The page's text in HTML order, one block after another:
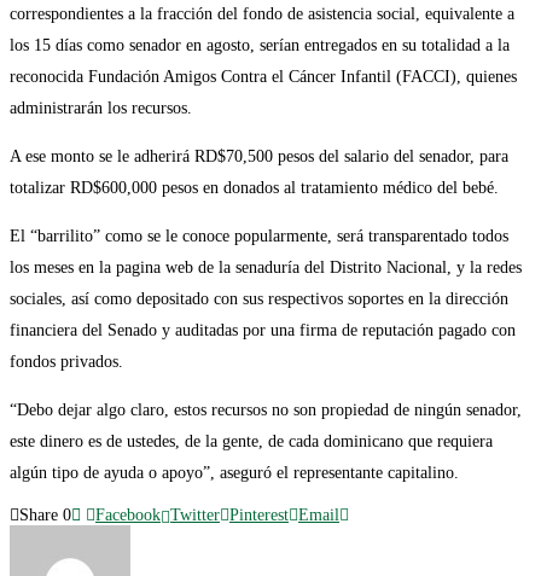
correspondientes a la fracción del fondo de asistencia social, equivalente a
los 15 días como senador en agosto, serían entregados en su totalidad a la
reconocida Fundación Amigos Contra el Cáncer Infantil (FACCI), quienes
administrarán los recursos.
A ese monto se le adherirá RD$70,500 pesos del salario del senador, para
totalizar RD$600,000 pesos en donados al tratamiento médico del bebé.
El “barrilito” como se le conoce popularmente, será transparentado todos
los meses en la pagina web de la senaduría del Distrito Nacional, y la redes
sociales, así como depositado con sus respectivos soportes en la dirección
financiera del Senado y auditadas por una firma de reputación pagado con
fondos privados.
“Debo dejar algo claro, estos recursos no son propiedad de ningún senador,
este dinero es de ustedes, de la gente, de cada dominicano que requiera
algún tipo de ayuda o apoyo”, aseguró el representante capitalino.
Share 0 Facebook Twitter Pinterest Email